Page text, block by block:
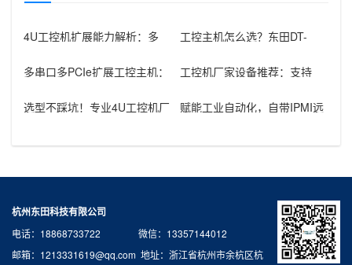
4U工控机扩展能力解析：多
工控主机怎么选？东田DT-
多串口多PCIe扩展工控主机：
景应
工控机厂家设备推荐：支持
4U
选型不踩坑！专业4U工控机厂
赋能工业自动化，自带IPMI远
杭州东田科技有限公司
电话：18868733722 微信：13357144012
邮箱：1213331619@qq.com 地址：浙江省杭州市余杭区杭